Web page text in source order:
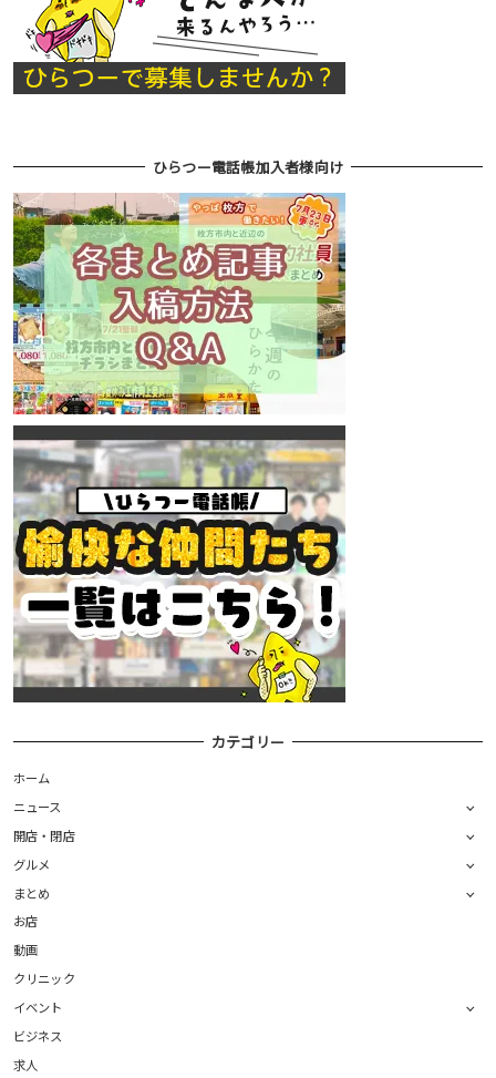
ひらつー電話帳加入者様向け
カテゴリー
ホーム
ニュース
開店・閉店
グルメ
まとめ
お店
動画
クリニック
イベント
ビジネス
求人